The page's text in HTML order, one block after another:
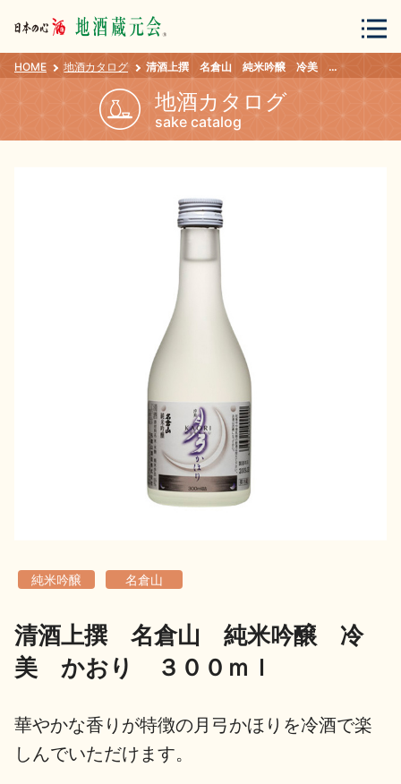
会員登録 ログイン
地酒カタログ
地酒解体新書
HOME 地酒カタログ 清酒上撰 名倉山 純米吟醸 冷美 かおり ３００ｍｌ
地酒カタログ
sake catalog
純米吟醸 名倉山
清酒上撰 名倉山 純米吟醸 冷
美 かおり ３００ｍｌ
華やかな香りが特徴の月弓かほりを冷酒で楽
しんでいただけます。